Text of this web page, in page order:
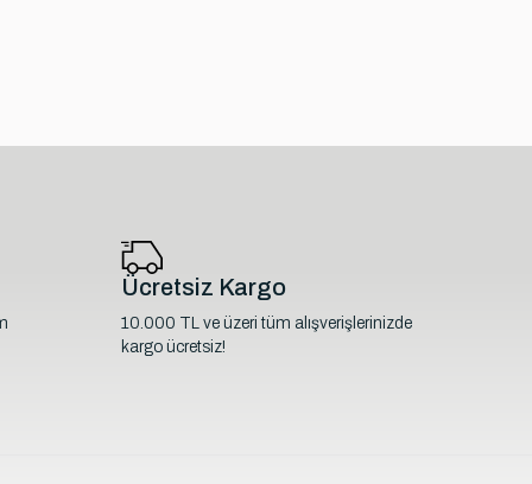
Ücretsiz Kargo
10.000 TL ve üzeri tüm alışverişlerinizde
kargo ücretsiz!